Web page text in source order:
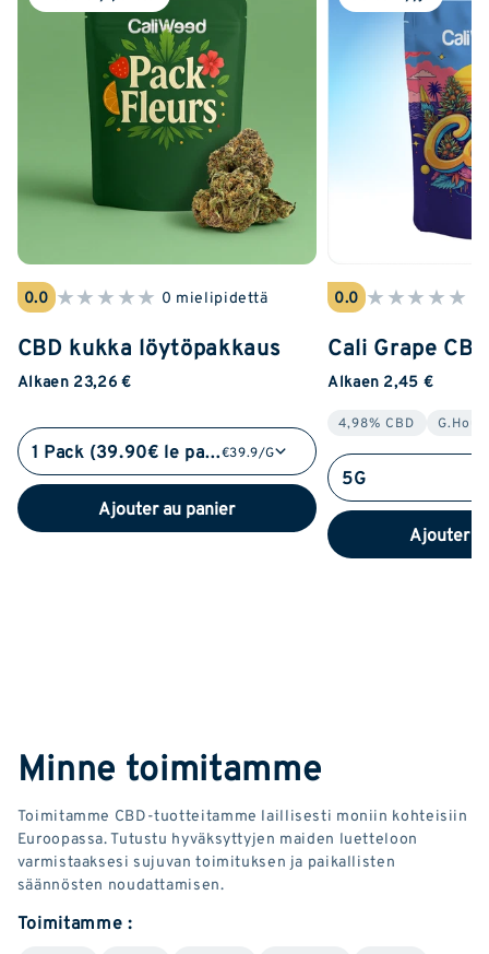
0.0 ★★★★★ 0 mielipidettä
CBD kukka löytöpakkaus
Alkaen 23,26 €
1 Pack (39.90€ le pack)€39.9/G
Ajouter au panier
0.0 ★★★★★
Cali Grape CBD
Alkaen 2,45 €
4,98% CBD
5G
Ajouter
Minne toimitamme
Toimitamme CBD-tuotteitamme laillisesti moniin kohteisiin
Euroopassa. Tutustu hyväksyttyjen maiden luetteloon
varmistaaksesi sujuvan toimituksen ja paikallisten
säännösten noudattamisen.
Toimitamme :